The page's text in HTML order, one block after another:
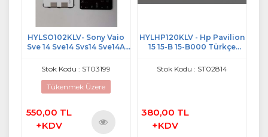
HYLSO102KLV- Sony Vaio
Sve 14 Sve14 Svs14 Sve14A
Işıklı Türkçe Notebook
Stok Kodu : ST03199
Tükenmek Üzere
550,00 TL
+KDV
HYLHP120KLV - Hp Pavilion
15 15-B 15-B000 Türkçe
Stok Kodu : ST02814
380,00 TL
+KDV